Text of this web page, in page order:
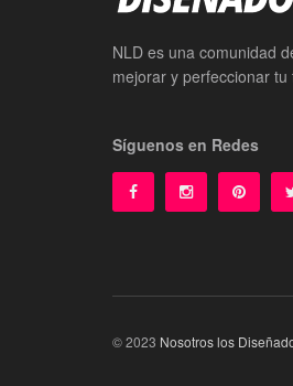
NLD es una comunidad
mejorar y perfeccionar tu
Síguenos en Redes
© 2023 Nosotros los